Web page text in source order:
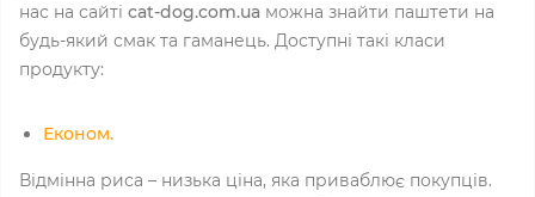
нас на сайті cat-dog.com.ua можна знайти паштети на
будь-який смак та гаманець. Доступні такі класи
продукту:
Економ.
Відмінна риса – низька ціна, яка приваблює покупців.